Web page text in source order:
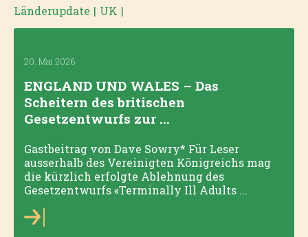
Länderupdate | UK |
20. Mai 2026
ENGLAND UND WALES – Das
Scheitern des britischen
Gesetzentwurfs zur ...
Gastbeitrag von Dave Sowry* Für Leser
ausserhalb des Vereinigten Königreichs mag
die kürzlich erfolgte Ablehnung des
Gesetzentwurfs «Terminally Ill Adults ...